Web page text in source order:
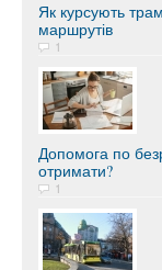
Як курсують
маршрутів
1
Допомога по
отримати?
1